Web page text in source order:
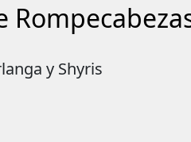
y Shyris